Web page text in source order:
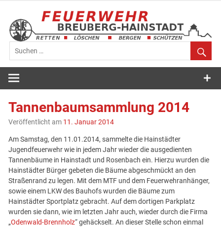
springen
Feuerwehr
Breuberg-
Hainstadt
Tannenbaumsammlung 2014
Veröffentlicht am 11. Januar 2014
Am Samstag, den 11.01.2014, sammelte die Hainstädter
Jugendfeuerwehr wie in jedem Jahr wieder die ausgedienten
Tannenbäume in Hainstadt und Rosenbach ein. Hierzu wurden die
Hainstädter Bürger gebeten die Bäume abgeschmückt an den
Straßenrand zu legen. Mit dem MTF und dem Feuerwehranhänger,
sowie einem LKW des Bauhofs wurden die Bäume zum
Hainstädter Sportplatz gebracht. Auf dem dortigen Parkplatz
wurden sie dann, wie im letzten Jahr auch, wieder durch die Firma
„Odenwald-Brennholz“ gehäckselt. An dieser Stelle schon einmal